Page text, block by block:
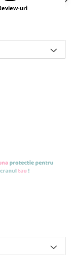
uri